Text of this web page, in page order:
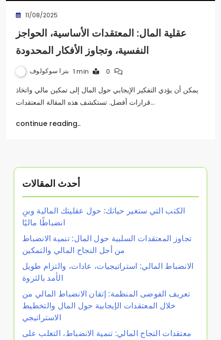
11/08/2025
عقلية المال: المعتقدات الأساسية، الحواجز
النفسية، وتجاوز الأفكار المحدودة
بترا سوكولوف 1 min 0
يمكن أن يؤدي التفكير الإيجابي حول المال إلى تمكين مالي واتخاذ
قرارات أفضل. تستكشف هذه المقالة المعتقدات…
continue reading..
أحدث المقالات
الكتب التي ستغير حياتك: حول عقليتك المالية وبنِ
انضباطًا ماليًا
تجاوز المعتقدات السلبية حول المال: تنمية الانضباط
من أجل النجاح المالي والتمكين
الانضباط المالي: استراتيجيات، عادات، والتزام طويل
الأمد بالثروة
تعريف الفوضى المنظمة: إتقان الانضباط المالي من
خلال المعتقدات الإيجابية حول المال والتخطيط
الاستراتيجي
معتقدات النجاح المالي: تنمية الانضباط، التغلب على